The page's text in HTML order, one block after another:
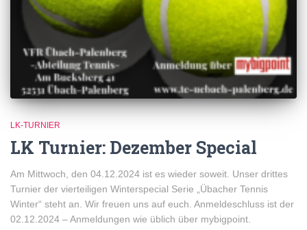
LK-TURNIER
LK Turnier: Dezember Special
Am Mittwoch, den 04.12.2024 ist es wieder soweit. Unser drittes
Turnier der vierteiligen Winterspecial Serie „Übacher Tennis
Winter“ steht an. Wir freuen uns auf euch. Anmeldeschluss ist der
02.12.2024 – Anmeldungen wie üblich über mybigpoint.